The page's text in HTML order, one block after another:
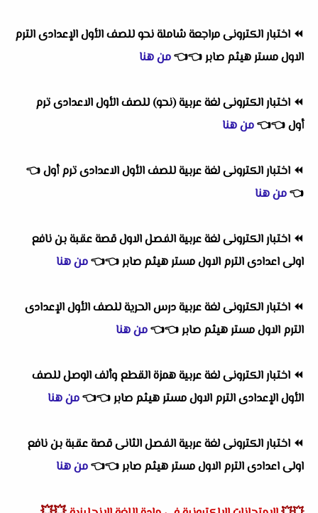
⏪ اختبار الكترونى مراجعة شاملة نحو للصف الأول الإعدادى الترم
الاول مستر هيثم صابر👈
👈من هنا
⏪ اختبار الكترونى لغة عربية (نحو) للصف الأول الاعدادى ترم
أول👈
👈من هنا
⏪ اختبار الكترونى لغة عربية للصف الأول الاعدادى ترم أول👈
👈من هنا
⏪ اختبار الكترونى لغة عربية الفصل الاول قصة عقبة بن نافع
اولى اعدادى الترم الاول مستر هيثم صابر👈
👈من هنا
⏪ اختبار الكترونى لغة عربية درس الحرية للصف الأول الإعدادى
الترم الاول مستر هيثم صابر👈
👈من هنا
⏪ اختبار الكترونى لغة عربية همزة القطع وألف الوصل للصف
الأول الإعدادى الترم الاول مستر هيثم صابر👈
👈من هنا
⏪ اختبار الكترونى لغة عربية الفصل الثانى قصة عقبة بن نافع
اولى اعدادى الترم الاول مستر هيثم صابر👈
👈من هنا